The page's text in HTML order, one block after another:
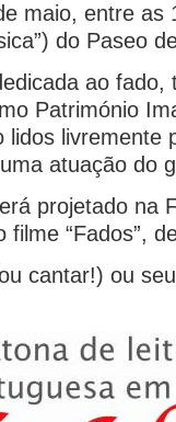
maio, entre as
do Paseo
ao fado,
Património
lidos livremente
atuação do
projetado na
“Fados”,
cantar!) ou